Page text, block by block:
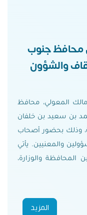
محافظ جنوب
والشؤون
المعولي، محافظ
بن سعيد بن خلفان
وذلك بحضور أصحاب
والمعنيين. يأتي
المحافظة والوزارة،
المزيد